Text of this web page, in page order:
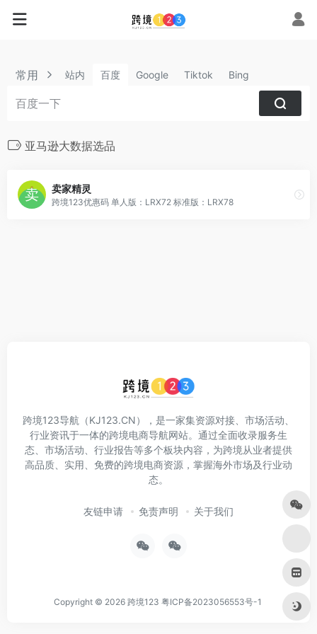
常用 站内 百度 Google Tiktok Bing
亚马逊大数据选品
卖家精灵
跨境123优惠码 单人版：LRX72 标准版：LRX78
跨境123导航（KJ123.CN），是一家集资源对接、市场活动、
行业资讯于一体的跨境电商导航网站。通过全面收录服务生
态、市场活动、行业报告等多个板块内容，为跨境从业者提供
高品质、实用、免费的跨境电商资源，掌握海外市场及行业动
态。
友链申请 免责声明 关于我们
Copyright © 2026 跨境123 粤ICP备2023056553号-1